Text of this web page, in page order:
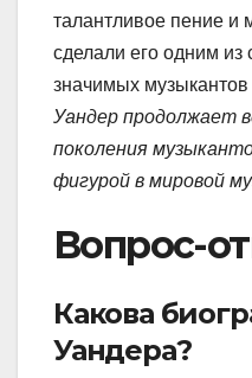
талантливое пение и
сделали его одним
значимых музыкантов
Уандер продолжает
поколения
фигурой в мировой
Вопрос-
Какова
Уандера?